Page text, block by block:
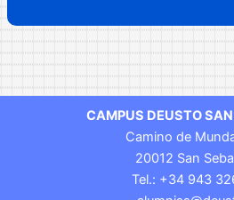
CAMPUS DEUSTO
Camino de
20012 San
Tel.: +34 943